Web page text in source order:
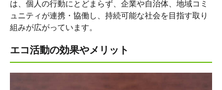
は、個人の行動にとどまらず、企業や自治体、地域コミ
ュニティが連携・協働し、持続可能な社会を目指す取り
組みが広がっています。
エコ活動の効果やメリット